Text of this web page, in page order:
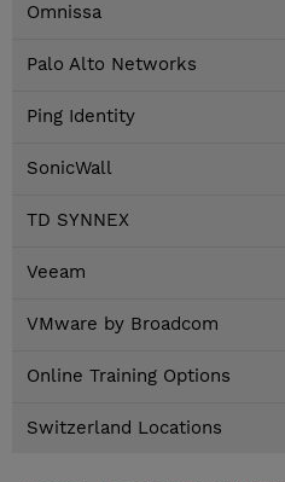
Omnissa
Palo Alto Networks
Ping Identity
SonicWall
TD SYNNEX
Veeam
VMware by Broadcom
Online Training Options
Switzerland Locations